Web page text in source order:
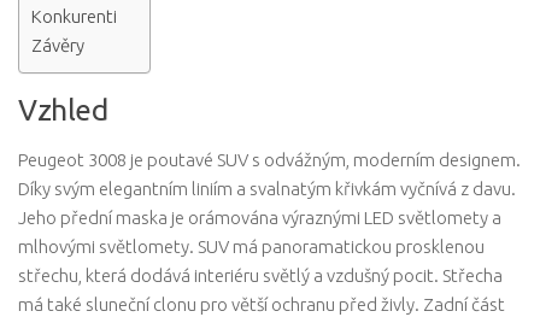
Konkurenti
Závěry
Vzhled
Peugeot 3008 je poutavé SUV s odvážným, moderním designem.
Díky svým elegantním liniím a svalnatým křivkám vyčnívá z davu.
Jeho přední maska ​​je orámována výraznými LED světlomety a
mlhovými světlomety. SUV má panoramatickou prosklenou
střechu, která dodává interiéru světlý a vzdušný pocit. Střecha
má také sluneční clonu pro větší ochranu před živly. Zadní část